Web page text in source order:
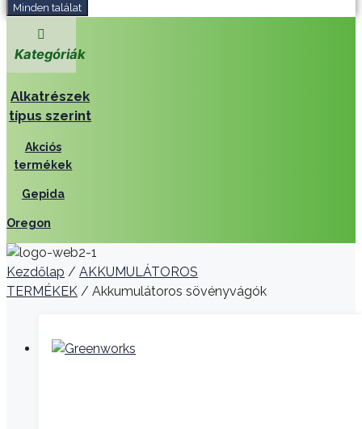
Minden találat
Kategóriák
Alkatrészek
típus szerint
Akciós
termékek
Gepida
Oregon
Kezdőlap / AKKUMULÁTOROS
TERMÉKEK / Akkumulátoros sövényvágók